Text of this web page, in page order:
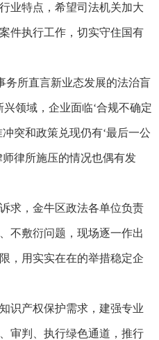
业特点，希望司法机关加大
件执行工作，切实守住国有
所直言新业态发展的法治盲
领域，企业面临‘合规不确定
突和政策兑现仍有‘最后一公
律所施压的情况也偶有发
，金牛区政法各单位负责
不敷衍问题，现场逐一作出
，用实实在在的举措稳定企
产权保护需求，建强专业
审判、执行绿色通道，推行